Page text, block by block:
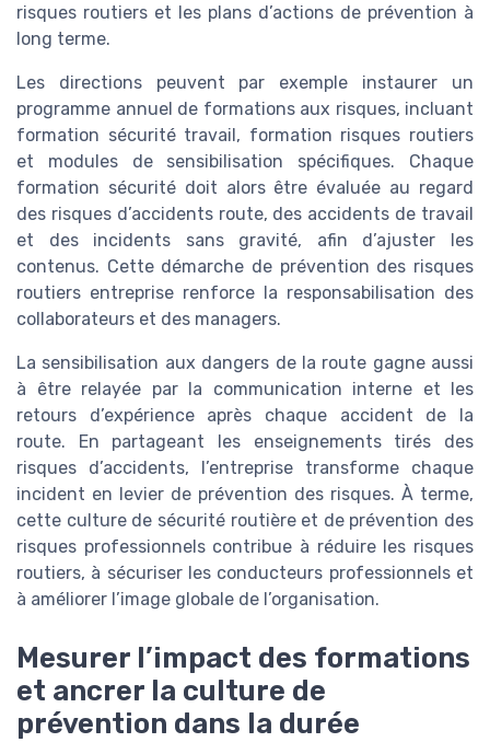
risques routiers et les plans d’actions de prévention à
long terme.
Les directions peuvent par exemple instaurer un
programme annuel de formations aux risques, incluant
formation sécurité travail, formation risques routiers
et modules de sensibilisation spécifiques. Chaque
formation sécurité doit alors être évaluée au regard
des risques d’accidents route, des accidents de travail
et des incidents sans gravité, afin d’ajuster les
contenus. Cette démarche de prévention des risques
routiers entreprise renforce la responsabilisation des
collaborateurs et des managers.
La sensibilisation aux dangers de la route gagne aussi
à être relayée par la communication interne et les
retours d’expérience après chaque accident de la
route. En partageant les enseignements tirés des
risques d’accidents, l’entreprise transforme chaque
incident en levier de prévention des risques. À terme,
cette culture de sécurité routière et de prévention des
risques professionnels contribue à réduire les risques
routiers, à sécuriser les conducteurs professionnels et
à améliorer l’image globale de l’organisation.
Mesurer l’impact des formations
et ancrer la culture de
prévention dans la durée